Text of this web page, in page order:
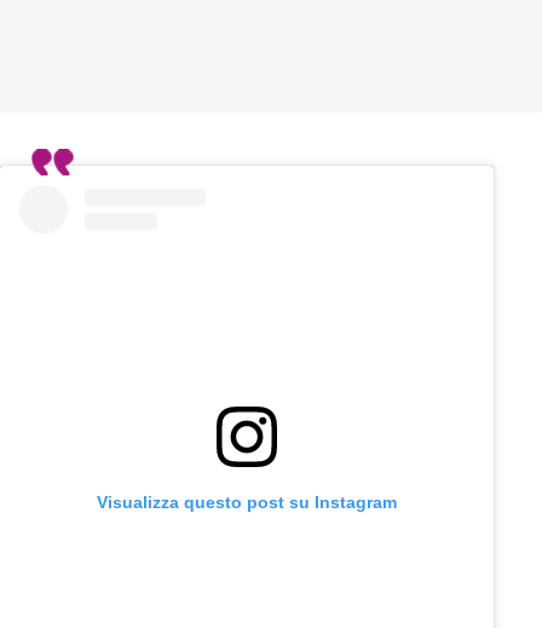
Visualizza questo post su Instagram